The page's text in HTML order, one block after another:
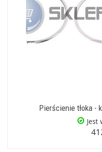
Pierścienie tłoka -
Jest